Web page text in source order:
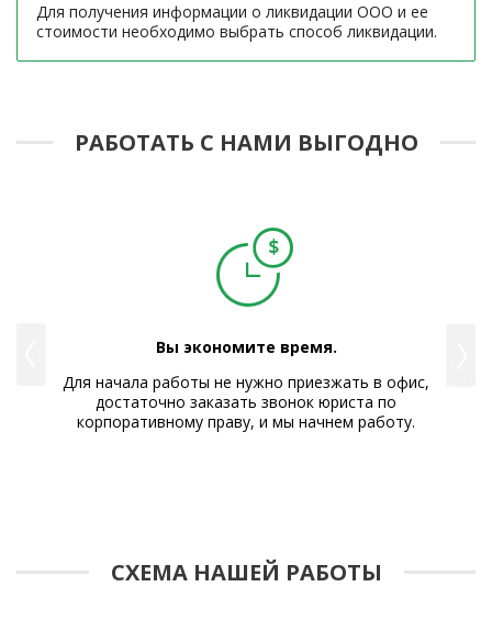
Для получения информации о ликвидации ООО и ее
стоимости необходимо выбрать способ ликвидации.
РАБОТАТЬ С НАМИ ВЫГОДНО
Вы экономите время.
Для начала работы не нужно приезжать в офис,
достаточно заказать звонок юриста по
корпоративному праву, и мы начнем работу.
СХЕМА НАШЕЙ РАБОТЫ